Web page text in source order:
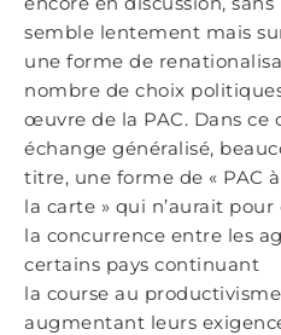
semble lentement mais
une forme de
nombre de choix
œuvre de la PAC. Dans ce
échange généralisé,
titre, une forme de « PAC à
la carte » qui n’aurait
la concurrence entre les
certains pays continuant
la course au
augmentant leurs